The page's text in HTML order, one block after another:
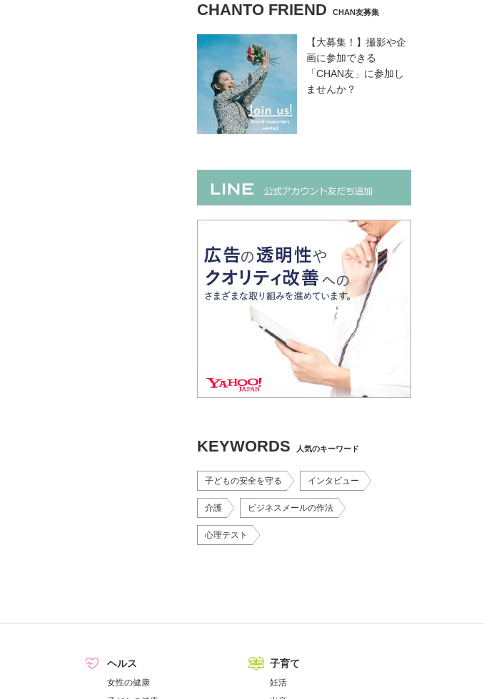
CHANTO FRIEND CHAN友募集
【大募集！】撮影や企
画に参加できる
「CHAN友」に参加し
ませんか？
KEYWORDS 人気のキーワード
子どもの安全を守る インタビュー
介護 ビジネスメールの作法
心理テスト
ヘルス
女性の健康
子育て
妊活